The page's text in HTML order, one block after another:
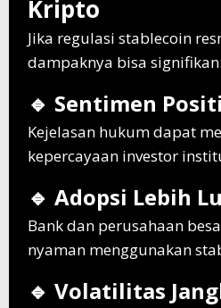
Kripto
Jika regulasi stablecoin
dampaknya bisa signifikan:
🔹 Sentimen
Kejelasan hukum dapat
kepercayaan investor
🔹 Adopsi Lebih
Bank dan perusahaan
nyaman menggunakan
🔹 Volatilitas